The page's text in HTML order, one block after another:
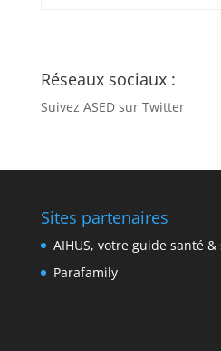
Réseaux sociaux :
Suivez ASED sur Twitter
Sites partenaires
AIHUS, votre guide santé
Parafamily